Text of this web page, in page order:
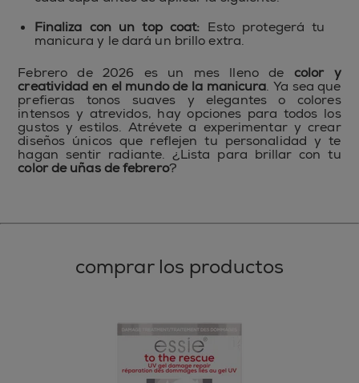
Finaliza con un top coat: Esto protegerá tu
manicura y le dará un brillo extra.
Febrero de 2026 es un mes lleno de color y
creatividad en el mundo de la manicura. Ya sea que
prefieras tonos suaves y elegantes o colores
intensos y atrevidos, hay opciones para todos los
gustos y estilos. Atrévete a experimentar y crear
diseños únicos que reflejen tu personalidad y te
hagan sentir radiante. ¿Lista para brillar con tu
color de uñas de febrero?
comprar los productos